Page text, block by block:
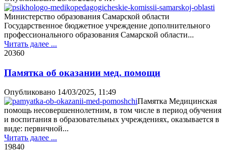
Министерство образования Самарской области
Государственное бюджетное учреждение дополнительного
профессионального образования Самарской области...
Читать далее ...
20360
Памятка об оказании мед. помощи
Опубликовано 14/03/2025, 11:49
Памятка Медицинская
помощь несовершеннолетним, в том числе в период обучения
и воспитания в образовательных учреждениях, оказывается в
виде: первичной...
Читать далее ...
19840